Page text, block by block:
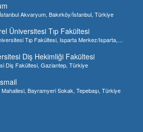
Akvaryum, Bakırköy/İstanbul, Türkiye
Üniversitesi Tıp Fakültesi
Tıp Fakültesi, Isparta Merkez/Isparta,
Diş Hekimliği Fakültesi
Diş Fakültesi, Gaziantep, Türkiye
Bayramyeri Sokak, Tepebaşı, Türkiye